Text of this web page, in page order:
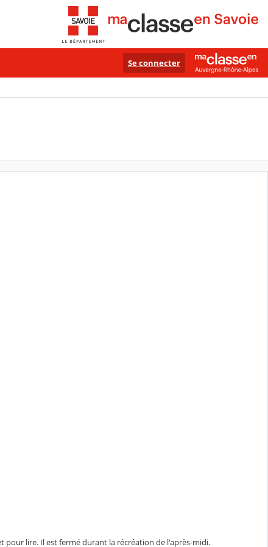
Se connecter
lire. Il est fermé durant la récréation de l'après-midi.